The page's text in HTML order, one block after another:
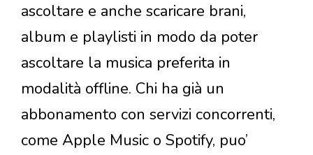
ascoltare e anche scaricare brani,
album e playlisti in modo da poter
ascoltare la musica preferita in
modalità offline. Chi ha già un
abbonamento con servizi concorrenti,
come Apple Music o Spotify, puo’